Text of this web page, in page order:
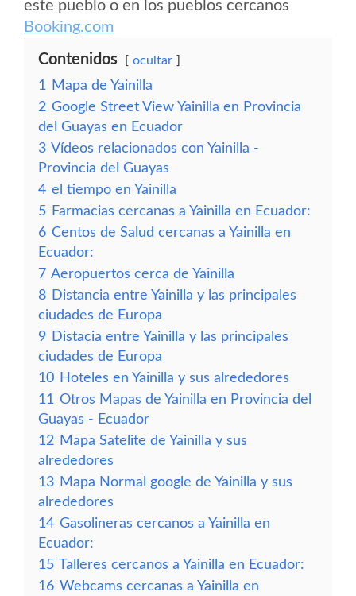
este pueblo o en los pueblos cercanos
Booking.com
Contenidos ocultar
1
Mapa de Yainilla
2 Google Street View Yainilla en Provincia
del Guayas en Ecuador
3 Vídeos relacionados con Yainilla -
Provincia del Guayas
4 el tiempo en Yainilla
5 Farmacias cercanas a Yainilla en Ecuador:
6 Centos de Salud cercanas a Yainilla en
Ecuador:
7 Aeropuertos cerca de Yainilla
8 Distancia entre Yainilla y las principales
ciudades de Europa
9 Distacia entre Yainilla y las principales
ciudades de Europa
10 Hoteles en Yainilla y sus alrededores
11 Otros Mapas de Yainilla en Provincia del
Guayas - Ecuador
12 Mapa Satelite de Yainilla y sus
alrededores
13 Mapa Normal google de Yainilla y sus
alrededores
14 Gasolineras cercanos a Yainilla en
Ecuador:
15 Talleres cercanos a Yainilla en Ecuador:
16 Webcams cercanas a Yainilla en